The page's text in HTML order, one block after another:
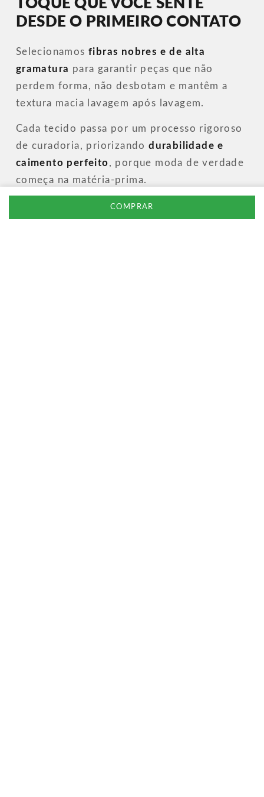
COMPRAR
TOQUE QUE VOCÊ SENTE
DESDE O PRIMEIRO CONTATO
Selecionamosfibras nobres e de alta
gramatura para garantir peças que não
perdem forma, não desbotam e mantêm a
textura macia lavagem após lavagem.
Cada tecido passa por um processo rigoroso
de curadoria, priorizandodurabilidade e
caimento perfeito, porque moda de verdade
começa na matéria-prima.